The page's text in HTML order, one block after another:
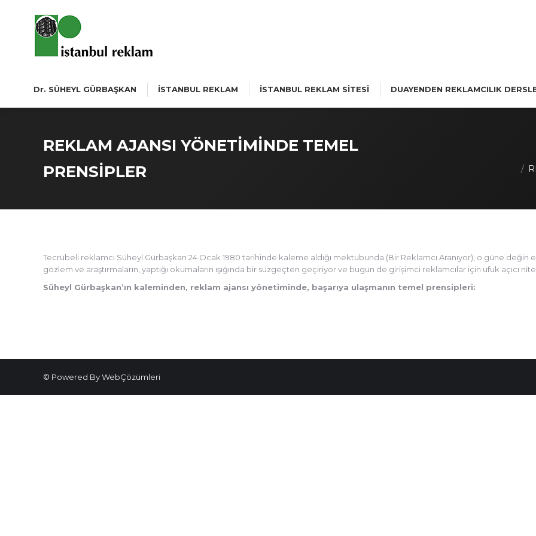
Dr. SÜHEYL GÜRBAŞKAN İSTANBUL REKLAM İSTANBUL REKLAM SİTESİ DUAYENDEN REKLAMCILIK
REKLAM AJANSI YÖNETİMİNDE TEMEL
PRENSİPLER
Tecrübeli reklamcı Süheyl Gürbaşkan 24 Ocak 1980 tarihinde kaleme aldığı mektubunda (Bir Reklamcı Aranıyor), o güne değin
gözlem ve araştırmaların, yaptığı okumaların ışığında bir süzgeçten geçiriyor ve bugün de girişimci reklamcılar için ufuk açıcı
Süheyl Gürbaşkan’ın kaleminden, reklam ajansı yönetiminde, başarıya ulaşmanın temel prensipleri:
© Powered By WebÇözümleri